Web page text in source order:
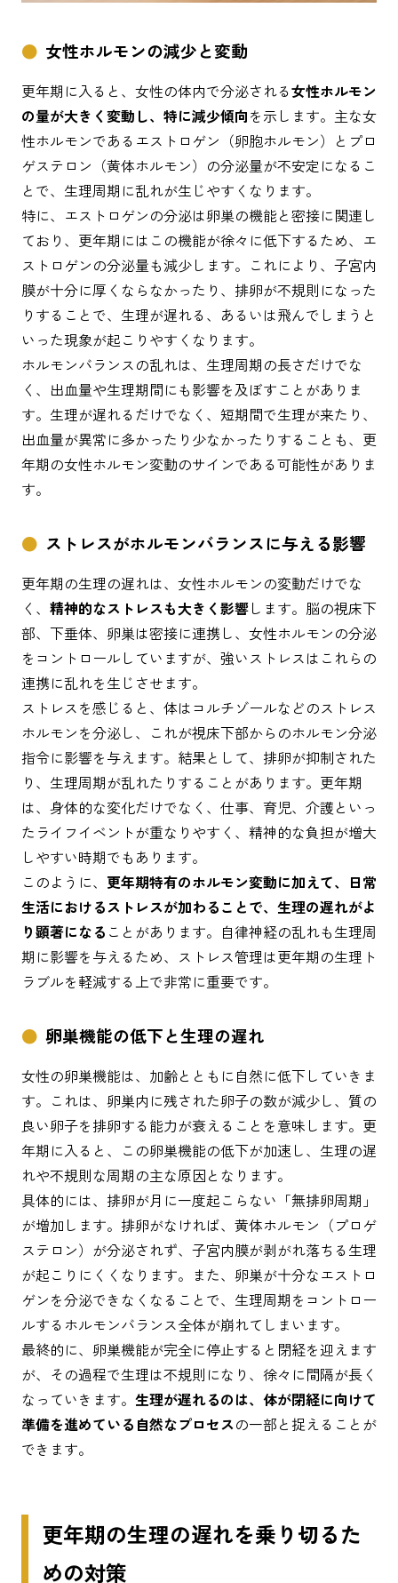
女性ホルモンの減少と変動
更年期に入ると、女性の体内で分泌される女性ホルモン
の量が大きく変動し、特に減少傾向を示します。主な女
性ホルモンであるエストロゲン（卵胞ホルモン）とプロ
ゲステロン（黄体ホルモン）の分泌量が不安定になるこ
とで、生理周期に乱れが生じやすくなります。
特に、エストロゲンの分泌は卵巣の機能と密接に関連し
ており、更年期にはこの機能が徐々に低下するため、エ
ストロゲンの分泌量も減少します。これにより、子宮内
膜が十分に厚くならなかったり、排卵が不規則になった
りすることで、生理が遅れる、あるいは飛んでしまうと
いった現象が起こりやすくなります。
ホルモンバランスの乱れは、生理周期の長さだけでな
く、出血量や生理期間にも影響を及ぼすことがありま
す。生理が遅れるだけでなく、短期間で生理が来たり、
出血量が異常に多かったり少なかったりすることも、更
年期の女性ホルモン変動のサインである可能性がありま
す。
ストレスがホルモンバランスに与える影響
更年期の生理の遅れは、女性ホルモンの変動だけでな
く、 精神的なストレスも大きく影響します。脳の視床下
部、下垂体、卵巣は密接に連携し、女性ホルモンの分泌
をコントロールしていますが、強いストレスはこれらの
連携に乱れを生じさせます。
ストレスを感じると、体はコルチゾールなどのストレス
ホルモンを分泌し、これが視床下部からのホルモン分泌
指令に影響を与えます。結果として、排卵が抑制された
り、生理周期が乱れたりすることがあります。更年期
は、身体的な変化だけでなく、仕事、育児、介護といっ
たライフイベントが重なりやすく、精神的な負担が増大
しやすい時期でもあります。
このように、 更年期特有のホルモン変動に加えて、日常
生活におけるストレスが加わることで、生理の遅れがよ
り顕著になる ことがあります。自律神経の乱れも生理周
期に影響を与えるため、ストレス管理は更年期の生理ト
ラブルを軽減する上で非常に重要です。
卵巣機能の低下と生理の遅れ
女性の卵巣機能は、加齢とともに自然に低下していきま
す。これは、卵巣内に残された卵子の数が減少し、質の
良い卵子を排卵する能力が衰えることを意味します。更
年期に入ると、この卵巣機能の低下が加速し、生理の遅
れや不規則な周期の主な原因となります。
具体的には、排卵が月に一度起こらない「無排卵周期」
が増加します。排卵がなければ、黄体ホルモン（プロゲ
ステロン）が分泌されず、子宮内膜が剥がれ落ちる生理
が起こりにくくなります。また、卵巣が十分なエストロ
ゲンを分泌できなくなることで、生理周期をコントロー
ルするホルモンバランス全体が崩れてしまいます。
最終的に、卵巣機能が完全に停止すると閉経を迎えます
が、その過程で生理は不規則になり、徐々に間隔が長く
なっていきます。 生理が遅れるのは、体が閉経に向けて
準備を進めている自然なプロセスの一部と捉えることが
できます。
更年期の生理の遅れを乗り切るた
めの対策